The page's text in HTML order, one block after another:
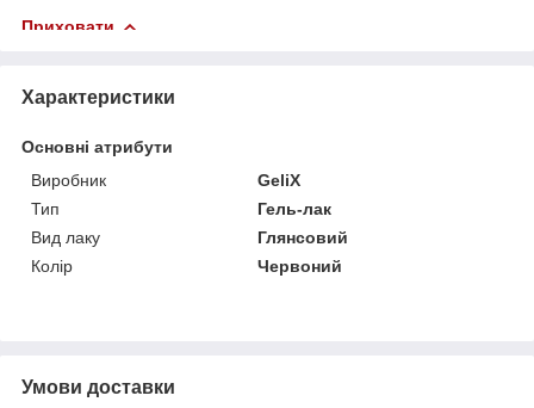
Приховати
Характеристики
Основні атрибути
Виробник
GeliX
Тип
Гель-лак
Вид лаку
Глянсовий
Колір
Червоний
Умови доставки